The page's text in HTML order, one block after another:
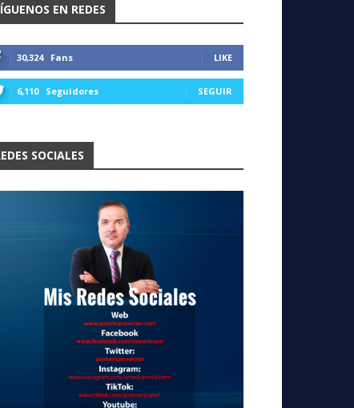
EN REDES
30,324 Fans LIKE
6,110 Seguidores SEGUIR
SOCIALES